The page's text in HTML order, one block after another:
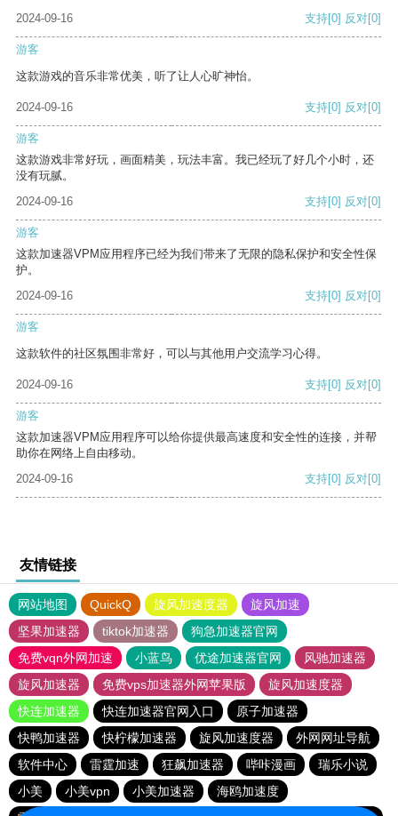
2024-09-16 支持[0] 反对[0]
游客
这款游戏的音乐非常优美，听了让人心旷神怡。
2024-09-16 支持[0] 反对[0]
游客
这款游戏非常好玩，画面精美，玩法丰富。我已经玩了好几个小时，还
没有玩腻。
2024-09-16
支持[0] 反对[0]
游客
这款加速器VPM应用程序已经为我们带来了无限的隐私保护和安全性保
护。
2024-09-16
支持[0] 反对[0]
游客
这款软件的社区氛围非常好，可以与其他用户交流学习心得。
2024-09-16 支持[0] 反对[0]
游客
这款加速器VPM应用程序可以给你提供最高速度和安全性的连接，并帮
助你在网络上自由移动。
2024-09-16
支持[0] 反对[0]
友情链接
网站地图 QuickQ 旋风加速度器
旋风加速
坚果加速器
tiktok加速器
狗急加速器官网
免费vqn外网加速
小蓝鸟 优途加速器官网
风驰加速器
旋风加速器
免费vps加速器外网苹果版
旋风加速度器
快连加速器
快连加速器官网入口
原子加速器
快鸭加速器
快柠檬加速器 旋风加速度器
外网网址导航
软件中心
雷霆加速 狂飙加速器 哔咔漫画
瑞乐小说
小美
小美vpn 小美加速器
海鸥加速度